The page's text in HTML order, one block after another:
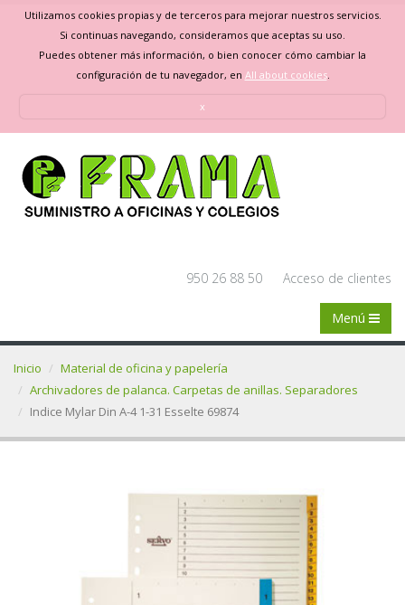
Utilizamos cookies propias y de terceros para mejorar nuestros servicios.
Si continuas navegando, consideramos que aceptas su uso.
Puedes obtener más información, o bien conocer cómo cambiar la
configuración de tu navegador, en All about cookies.
x
950 26 88 50 Acceso de clientes
Menú
Inicio
Material de oficina y papelería
Archivadores de palanca. Carpetas de anillas. Separadores
Indice Mylar Din A-4 1-31 Esselte 69874